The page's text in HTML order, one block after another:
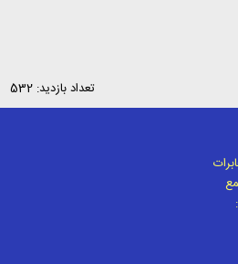
تعداد بازدید: 532